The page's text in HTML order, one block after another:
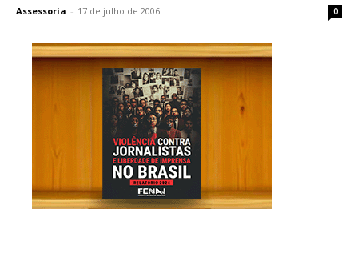
Assessoria - 17 de julho de 2006 0